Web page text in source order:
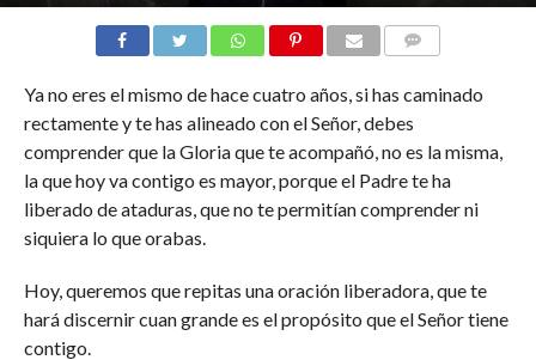
Ya no eres el mismo de hace cuatro años, si has caminado
rectamente y te has alineado con el Señor, debes
comprender que la Gloria que te acompañó, no es la misma,
la que hoy va contigo es mayor, porque el Padre te ha
liberado de ataduras, que no te permitían comprender ni
siquiera lo que orabas.
Hoy, queremos que repitas una oración liberadora, que te
hará discernir cuan grande es el propósito que el Señor tiene
contigo.